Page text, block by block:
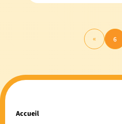
« 6
Accueil